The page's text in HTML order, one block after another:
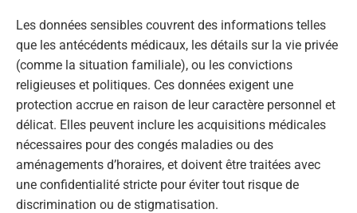
Les données sensibles couvrent des informations telles
que les antécédents médicaux, les détails sur la vie privée
(comme la situation familiale), ou les convictions
religieuses et politiques. Ces données exigent une
protection accrue en raison de leur caractère personnel et
délicat. Elles peuvent inclure les acquisitions médicales
nécessaires pour des congés maladies ou des
aménagements d’horaires, et doivent être traitées avec
une confidentialité stricte pour éviter tout risque de
discrimination ou de stigmatisation.